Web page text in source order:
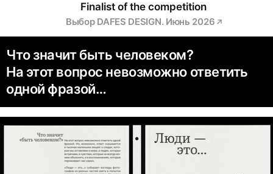
Finalist of the competition
Выбор DAFES DESIGN. Июнь 2026
Что значит быть человеком?
На этот вопрос невозможно ответить
одной фразой…